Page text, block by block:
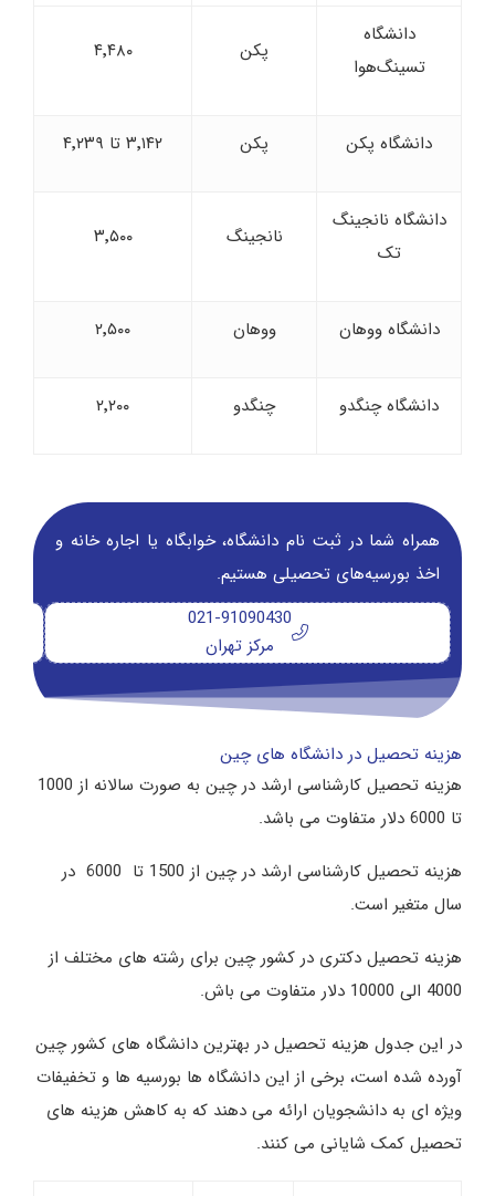
دانشگاه
تسینگ‌هوا
پکن ۴٬۴۸۰
دانشگاه پکن پکن ۳٬۱۴۲ تا ۴٬۲۳۹
دانشگاه نانجینگ
تک
نانجینگ ۳٬۵۰۰
دانشگاه ووهان ووهان ۲٬۵۰۰
دانشگاه چنگدو چنگدو ۲٬۲۰۰
همراه شما در ثبت نام دانشگاه‌، خوابگاه یا اجاره خانه و
اخذ بورسیه‌های تحصیلی هستیم.
021-91090430
مرکز تهران
هزینه تحصیل در دانشگاه های چین
هزینه تحصیل کارشناسی ارشد در چین به صورت سالانه از 1000
تا 6000 دلار متفاوت می باشد.
هزینه تحصیل کارشناسی ارشد در چین از 1500 تا 6000 در
سال متغیر است.
هزینه تحصیل دکتری در کشور چین برای رشته های مختلف از
4000 الی 10000 دلار متفاوت می باش.
در این جدول هزینه تحصیل در بهترین دانشگاه های کشور چین
آورده شده است، برخی از این دانشگاه ها بورسیه ها و تخفیفات
ویژه ای به دانشجویان ارائه می دهند که به کاهش هزینه های
تحصیل کمک شایانی می کنند.